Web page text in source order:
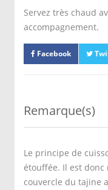
Servez très chaud
accompagnement.
Facebook
Remarque(s)
Le principe de
étouffée. Il est
couvercle du tajine